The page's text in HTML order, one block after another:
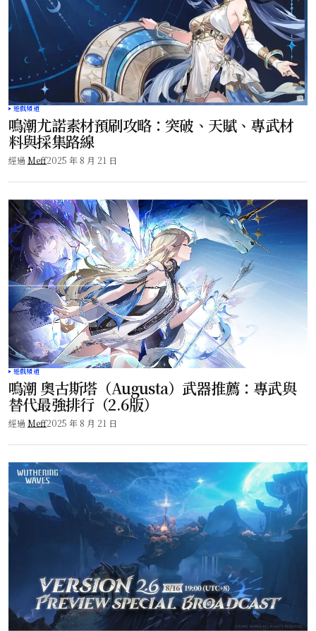
遊戲頻道
鳴潮尤諾素材預刷攻略：突破、天賦、專武材
料與採集路線
經過 Meff2025 年 8 月 21 日
遊戲頻道
鳴潮 奧古斯塔（Augusta）武器推薦：專武與
替代最強排行（2.6版）
經過 Meff2025 年 8 月 21 日